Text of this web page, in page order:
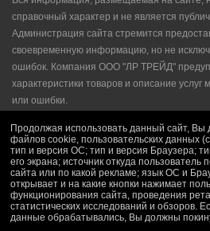
справочный характер и не является
Администрация сайта стремится
своевременную информацию, но не
ошибок. Компания ООО "ЛР ТРЕЙД"
характеристики товаров и описание услуг
или ошибки.
Политика рекламной рассылки|Правила
Продолжая использовать данный сайт, Вы
файлов cookie, пользовательских данных
тип и версия ОС; тип и версия Браузера;
его экрана; источник откуда пользователь
сайта или по какой рекламе; язык ОС и
открывает и на какие кнопки нажимает
функционирования сайта, проведения
статистических исследований и обзоров.
данные обрабатывались, Вы должны